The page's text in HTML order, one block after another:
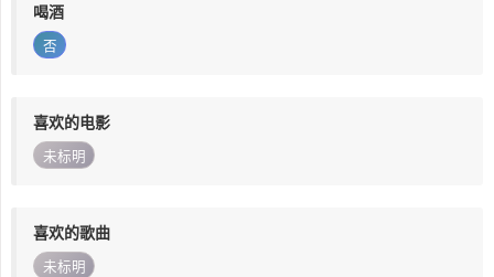
喝酒
否
喜欢的电影
未标明
喜欢的歌曲
未标明